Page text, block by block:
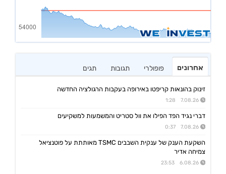
אחרונים פופולרי תגובות תגים
זינוק בהונאות קריפטו באירופה בעקבות הרגולציה החדשה
7.08.26 1:28
דברי נגיד הפד הפילו את וול סטריט והמשמעות למשקיעים
7.08.26 0:37
השקעת הענק של ענקית השבבים TSMC מאותתת על פוטנציאל
צמיחה אדיר
6.08.26 23:53